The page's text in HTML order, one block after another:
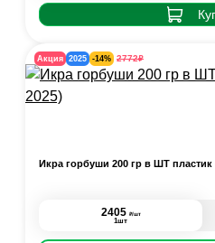
Акция 2025 -14% 2772₽
Икра горбуши 200 гр в ШТ пластик
2405 ₽/шт
1шт